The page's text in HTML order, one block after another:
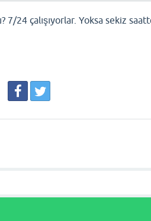
24 çalışıyorlar. Yoksa sekiz